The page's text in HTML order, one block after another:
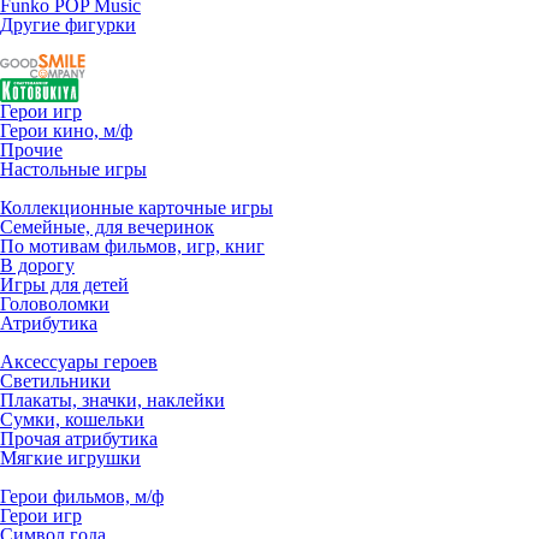
Funko POP Music
Другие фигурки
Герои игр
Герои кино, м/ф
Прочие
Настольные игры
Коллекционные карточные игры
Семейные, для вечеринок
По мотивам фильмов, игр, книг
В дорогу
Игры для детей
Головоломки
Атрибутика
Аксессуары героев
Светильники
Плакаты, значки, наклейки
Сумки, кошельки
Прочая атрибутика
Мягкие игрушки
Герои фильмов, м/ф
Герои игр